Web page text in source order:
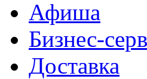
Афиша
Бизнес-
Доставка